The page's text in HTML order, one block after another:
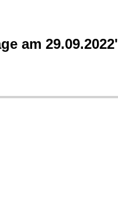
am 29.09.2022'